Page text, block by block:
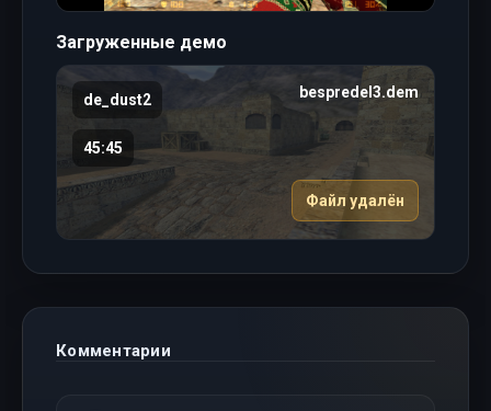
Загруженные демо
bespredel3.dem
de_dust2
45:45
Файл удалён
Комментарии